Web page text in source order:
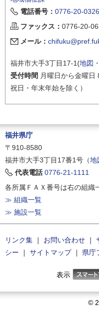
電話番号： 0776-20-0326
ファックス： 0776-20-
メール：
福井市大手3丁目17-1(地図
受付時間 月曜日から金曜日
祝日・年末年始を除く）
福井県庁
〒910-8580
福井市大手3丁目17番1号（地
代表電話 0776-21-1111
各所属ＦＡＸ番号は右の組織
≫ 組織一覧
≫ 施設一覧
リンク集 ｜ お問い合わせ ｜
シー ｜ サイトマップ｜ 県庁
表示
©